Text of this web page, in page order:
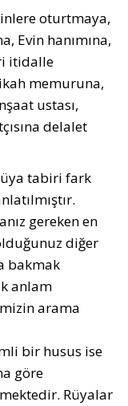
oturtmaya,
Evin hanımına,
itidalle
memuruna,
ustası,
delalet
tabiri fark
gereken en
diğer
bakmak
anlam
arama
bir husus ise
göre
Rüyalar